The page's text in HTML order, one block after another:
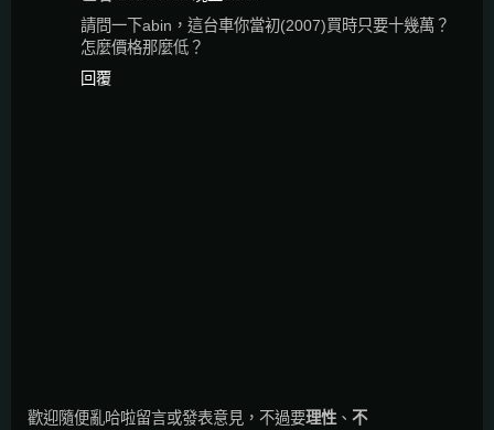
請問一下abin，這台車你當初(2007)買時只要十幾萬？
怎麼價格那麼低？
回覆
歡迎隨便亂哈啦留言或發表意見，不過要理性 、 不